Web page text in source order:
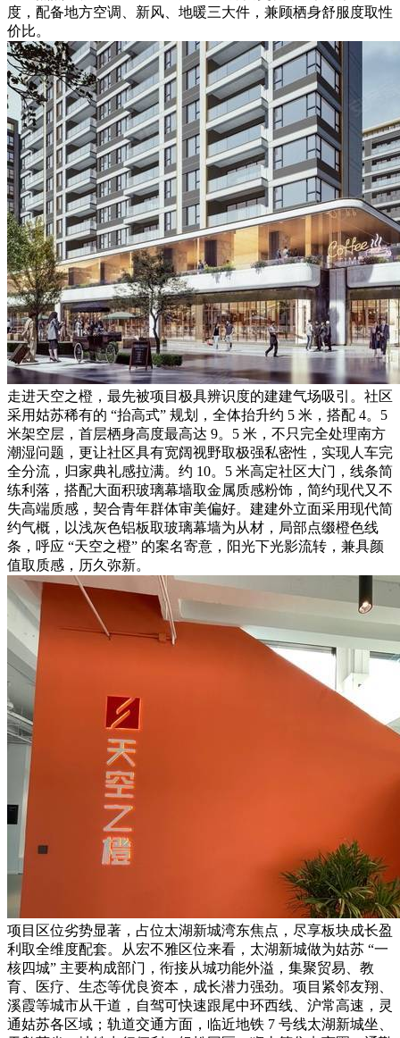
度，配备地方空调、新风、地暖三大件，兼顾栖身舒服度取性
价比。
走进天空之橙，最先被项目极具辨识度的建建气场吸引。社区
采用姑苏稀有的 “抬高式” 规划，全体抬升约 5 米，搭配 4。5
米架空层，首层栖身高度最高达 9。5 米，不只完全处理南方
潮湿问题，更让社区具有宽阔视野取极强私密性，实现人车完
全分流，归家典礼感拉满。约 10。5 米高定社区大门，线条简
练利落，搭配大面积玻璃幕墙取金属质感粉饰，简约现代又不
失高端质感，契合青年群体审美偏好。建建外立面采用现代简
约气概，以浅灰色铝板取玻璃幕墙为从材，局部点缀橙色线
条，呼应 “天空之橙” 的案名寄意，阳光下光影流转，兼具颜
值取质感，历久弥新。
项目区位劣势显著，占位太湖新城湾东焦点，尽享板块成长盈
利取全维度配套。从宏不雅区位来看，太湖新城做为姑苏 “一
核四城” 主要构成部门，衔接从城功能外溢，集聚贸易、教
育、医疗、生态等优良资本，成长潜力强劲。项目紧邻友翔、
溪霞等城市从干道，自驾可快速跟尾中环西线、沪常高速，灵
通姑苏各区域；轨道交通方面，临近地铁 7 号线太湖新城坐、